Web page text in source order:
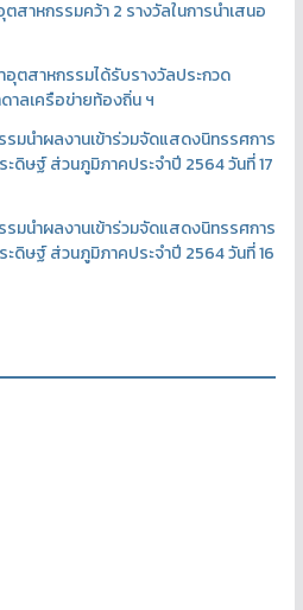
สาหกรรมคว้า 2 รางวัลในการนำเสนอ
อุตสาหกรรมได้รับรางวัลประกวด
าลเครือข่ายท้องถิ่น ฯ
รมนำผลงานเข้าร่วมจัดแสดงนิทรรศการ
ดิษฐ์ ส่วนภูมิภาคประจำปี 2564 วันที่ 17
รมนำผลงานเข้าร่วมจัดแสดงนิทรรศการ
ดิษฐ์ ส่วนภูมิภาคประจำปี 2564 วันที่ 16